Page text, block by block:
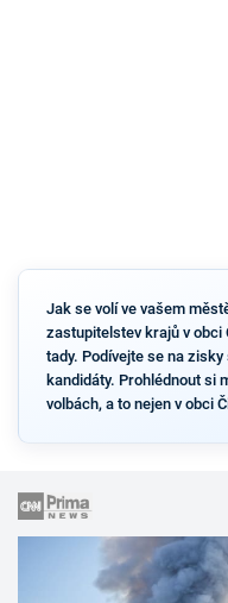
Jak se volí ve vašem
zastupitelstev krajů v obci
tady. Podívejte se na
kandidáty. Prohlédnout si
volbách, a to nejen v obci